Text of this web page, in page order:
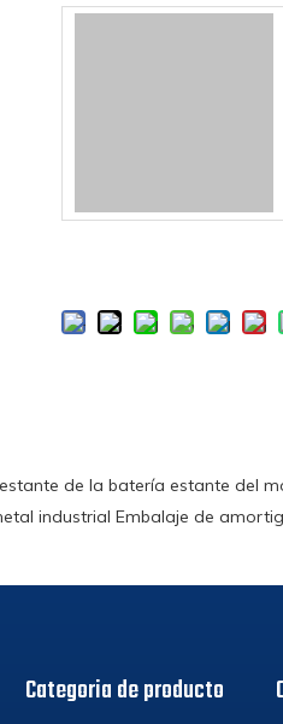
estante de la batería estante del
industrial Embalaje de
Categoria de producto